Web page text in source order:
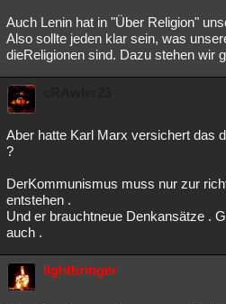
Auch Lenin hat in "Über Religion"
Also sollte jeden klar sein, was
dieReligionen sind. Dazu stehen wir
Aber hatte Karl Marx versichert das
?
DerKommunismus muss nur zur
entstehen .
Und er brauchtneue Denkansätze .
auch .
lightbringer